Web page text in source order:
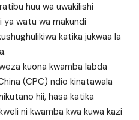
huu wa uwakilishi
ya watu wa makundi
katika jukwaa la
kuona kwamba labda
(CPC) ndio kinatawala
hii, hasa katika
ni kwamba kwa kuwa kazi